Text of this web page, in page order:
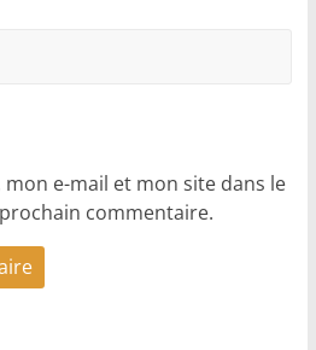
e-mail et mon site dans le
commentaire.